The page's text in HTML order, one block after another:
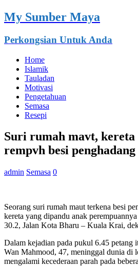
My Sumber Maya
Perkongsian Untuk Anda
Home
Islamik
Tauladan
Motivasi
Pengetahuan
Semasa
Resepi
Suri rumah mavt, kereta
rempvh besi
admin Semasa 0
Seorang suri rumah maut terkena besi
kereta yang dipandu anak
30.2, Jalan Kota Bharu – Kuala Krai,
Dalam kejadian pada pukul 6.45 petang
Wan Mahmood, 47, meninggal dunia di
mengalami kecederaan parah pada